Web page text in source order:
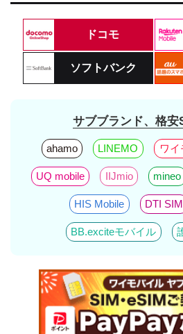
ドコモ
ソフトバンク
サブブランド、格安
ahamo LINEMO ワ
UQ mobile IIJmio mineo
HIS Mobile DTI SIM
BB.exciteモバイル